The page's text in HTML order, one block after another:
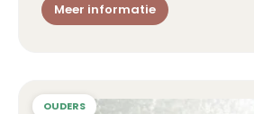
Meer informatie